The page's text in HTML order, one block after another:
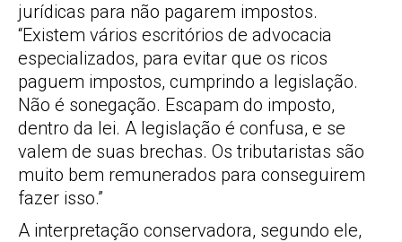
jurídicas para não pagarem impostos.
“Existem vários escritórios de advocacia
especializados, para evitar que os ricos
paguem impostos, cumprindo a legislação.
Não é sonegação. Escapam do imposto,
dentro da lei. A legislação é confusa, e se
valem de suas brechas. Os tributaristas são
muito bem remunerados para conseguirem
fazer isso.”
A interpretação conservadora, segundo ele,